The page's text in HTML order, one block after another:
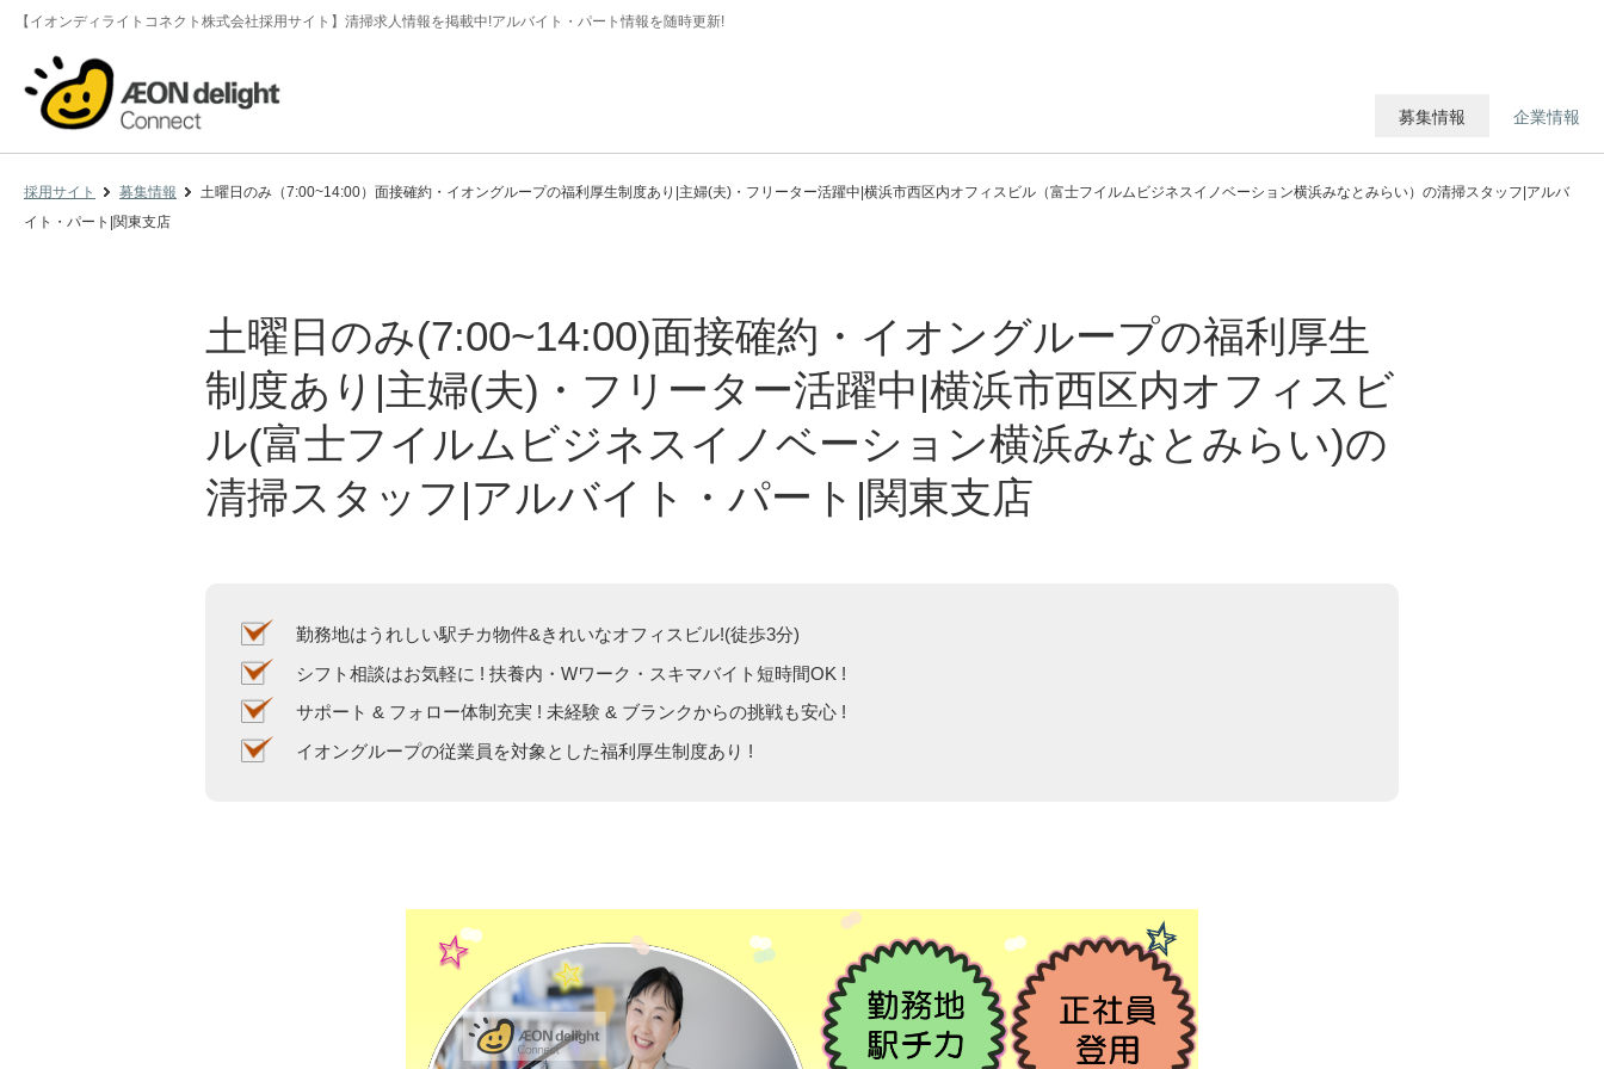
【イオンディライトコネクト株式会社採用サイト】清掃求人情報を掲載中!アルバイト・パート情報を随時更新!
募集情報 企業情報
採用サイト 募集情報
土曜日のみ（7:00~14:00）面接確約・イオングループの福利厚生制度あり|主婦(夫)・フリーター活躍中|横浜市西区内オフィスビル（富士フイルムビジネスイノベーション横浜みなとみらい）の清掃スタッフ|アルバ
イト・パート|関東支店
土曜日のみ(7:00~14:00)面接確約・イオングループの福利厚生
制度あり|主婦(夫)・フリーター活躍中|横浜市西区内オフィスビ
ル(富士フイルムビジネスイノベーション横浜みなとみらい)の
清掃スタッフ|アルバイト・パート|関東支店
勤務地はうれしい駅チカ物件&きれいなオフィスビル!(徒歩3分)
シフト相談はお気軽に ! 扶養内・Wワーク・スキマバイト短時間OK !
サポート & フォロー体制充実 ! 未経験 & ブランクからの挑戦も安心 !
イオングループの従業員を対象とした福利厚生制度あり !